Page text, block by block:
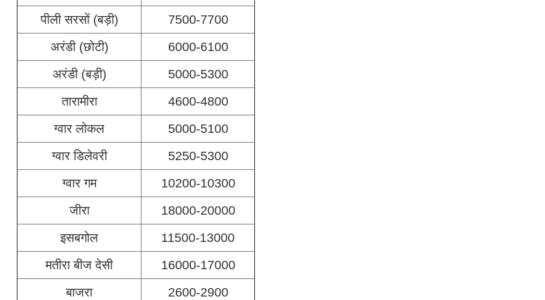
पीली सरसों (बड़ी)
7500-7700
अरंडी (छोटी)
6000-6100
अरंडी (बड़ी)
5000-5300
तारामीरा
4600-4800
ग्वार लोकल
5000-5100
ग्वार डिलेवरी
5250-5300
ग्वार गम
10200-10300
जीरा
18000-20000
इसबगोल
11500-13000
मतीरा बीज देसी
16000-17000
बाजरा
2600-2900